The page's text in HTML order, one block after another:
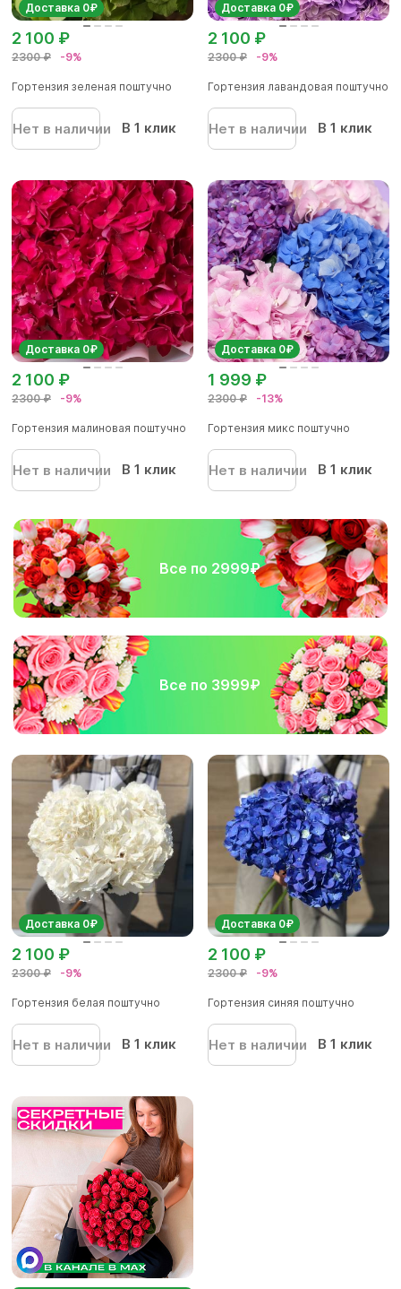
Доставка 0₽
2300 ₽ -9%
2 100 ₽
Гортензия зеленая поштучно
Нет в наличии В 1 клик
Доставка 0₽
2300 ₽ -9%
2 100 ₽
Гортензия лавандовая поштучно
Нет в наличии В 1 клик
Доставка 0₽
2300 ₽ -9%
2 100 ₽
Гортензия малиновая поштучно
Нет в наличии В 1 клик
Доставка 0₽
2300 ₽ -13%
1 999 ₽
Гортензия микс поштучно
Нет в наличии В 1 клик
Все по 2999₽
Все по 3999₽
Доставка 0₽
2300 ₽ -9%
2 100 ₽
Гортензия белая поштучно
Нет в наличии В 1 клик
Доставка 0₽
2300 ₽ -9%
2 100 ₽
Гортензия синяя поштучно
Нет в наличии В 1 клик